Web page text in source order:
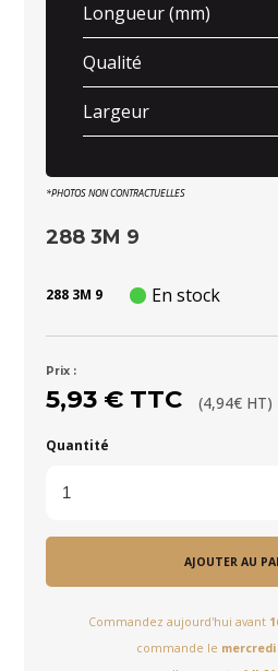
Longueur (mm)
Qualité
Largeur
*PHOTOS NON CONTRACTUELLES
288 3M 9
288 3M 9 En stock
Prix :
5,93 € TTC (4,94€ HT)
Quantité
AJOUTER AU
Commandez aujourd'hui avant
commande le mercredi